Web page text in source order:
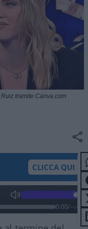
tramite Canva.com
CLICCA QUI
0:00/--:--